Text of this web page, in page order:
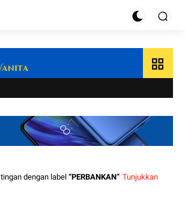
grid_view
dengan label PERBANKAN
Tunjukkan